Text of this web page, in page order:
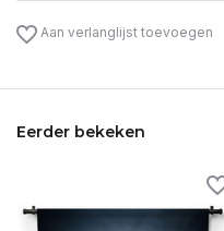
Aan verlanglijst toevoegen
Eerder bekeken